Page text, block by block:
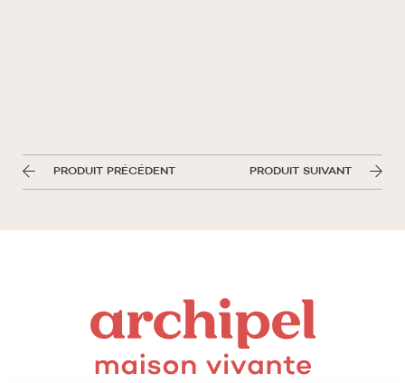
PRODUIT PRÉCÉDENT PRODUIT SUIVANT